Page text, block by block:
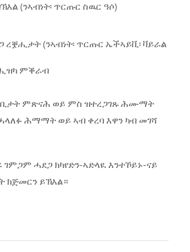
(ንኣብነት፡ ጥርጡር ስዉር ዓሶ)
ረቛሒታት (ንኣብነት፡ ጥርጡር ኤችኣይቪ፡ ቫይራል
ሒዝካ ምቕራብ
ምጽናሕ ወይ ምስ ዝተረጋገጹ ሕሙማት
ሕማማት ወይ ኣብ ቀረባ እዋን ካብ መገሻ
ሓደጋ ክካየድን-ኣድላዪ እንተኾይኑ-ናይ
ይኽእል።